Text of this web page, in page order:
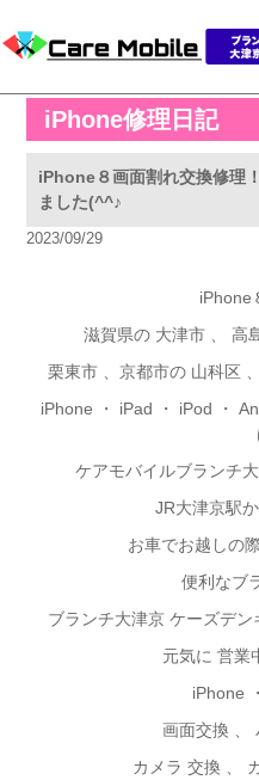
iPhone修理日記
iPhone８画面割れ交換修理
ました(^^♪
2023/09/29
iPhone
滋賀県の 大津市 、 高
栗東市 、京都市の 山科区
iPhone
・ iPad ・ iPod ・
ケアモバイルブランチ
JR大津京駅
お車でお越しの
便利なブ
ブランチ大津京 ケーズデ
元気に 営業
iPhone
画面交換 、
カメラ 交換 、